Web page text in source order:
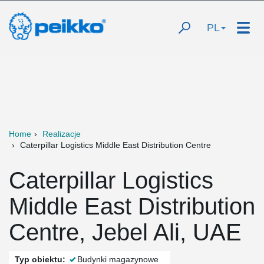
PL
Home
Realizacje
Caterpillar Logistics Middle East Distribution Centre
Caterpillar Logistics
Middle East Distribution
Centre, Jebel Ali, UAE
Typ obiektu: Budynki magazynowe